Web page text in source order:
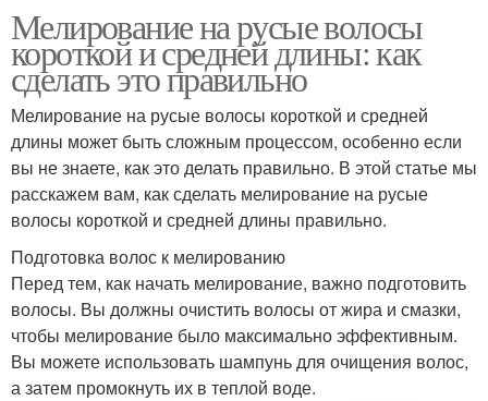
Мелирование на русые волосы
короткой и средней длины: как
сделать это правильно
Мелирование на русые волосы короткой и средней
длины может быть сложным процессом, особенно если
вы не знаете, как это делать правильно. В этой статье мы
расскажем вам, как сделать мелирование на русые
волосы короткой и средней длины правильно.
Подготовка волос к мелированию
Перед тем, как начать мелирование, важно подготовить
волосы. Вы должны очистить волосы от жира и смазки,
чтобы мелирование было максимально эффективным.
Вы можете использовать шампунь для очищения волос,
а затем промокнуть их в теплой воде.